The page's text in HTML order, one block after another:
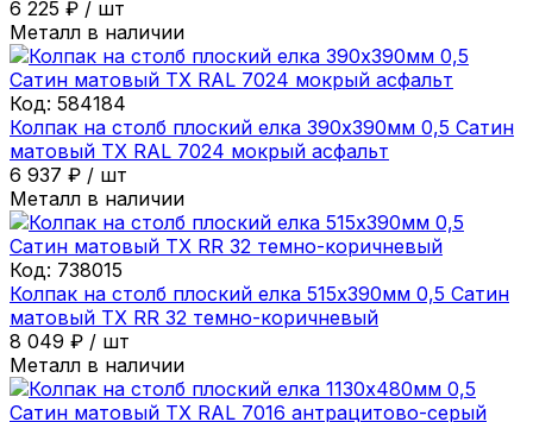
6 225 ₽ / шт
Металл в наличии
Код: 584184
Колпак на столб плоский елка 390х390мм 0,5 Сатин
матовый ТХ RAL 7024 мокрый асфальт
6 937 ₽ / шт
Металл в наличии
Код: 738015
Колпак на столб плоский елка 515х390мм 0,5 Сатин
матовый ТХ RR 32 темно-коричневый
8 049 ₽ / шт
Металл в наличии